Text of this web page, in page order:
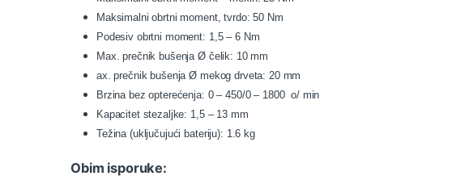
Maksimalni obrtni moment, tvrdo: 50 Nm
Podesiv obrtni moment: 1,5 – 6 Nm
Max. prečnik bušenja Ø čelik: 10 mm
ax. prečnik bušenja Ø mekog drveta: 20 mm
Brzina bez opterećenja: 0 – 450/0 – 1800 o/ min
Kapacitet stezaljke: 1,5 – 13 mm
Težina (uključujući bateriju): 1.6 kg
Obim isporuke: